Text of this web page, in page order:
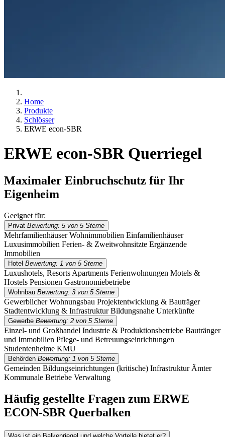
Home
Produkte
Schlösser
ERWE econ-SBR
ERWE econ-SBR Querriegel
Maximaler Einbruchschutz für Ihr
Eigenheim
Geeignet für:
Privat Bewertung: 5 von 5 Sterne
Mehrfamilienhäuser Wohnimmobilien Einfamilienhäuser
Luxusimmobilien Ferien- & Zweitwohnsitzte Ergänzende
Immobilien
Hotel Bewertung: 1 von 5 Sterne
Luxushotels, Resorts Apartments Ferienwohnungen Motels &
Hostels Pensionen Gastronomiebetriebe
Wohnbau Bewertung: 3 von 5 Sterne
Gewerblicher Wohnungsbau Projektentwicklung & Bauträger
Stadtentwicklung & Infrastruktur Bildungsnahe Unterkünfte
Gewerbe Bewertung: 2 von 5 Sterne
Einzel- und Großhandel Industrie & Produktionsbetriebe Bautränger
und Immobilien Pflege- und Betreuungseinrichtungen
Studentenheime KMU
Behörden Bewertung: 1 von 5 Sterne
Gemeinden Bildungseinrichtungen (kritische) Infrastruktur Ämter
Kommunale Betriebe Verwaltung
Häufig gestellte Fragen zum ERWE
ECON-SBR Querbalken